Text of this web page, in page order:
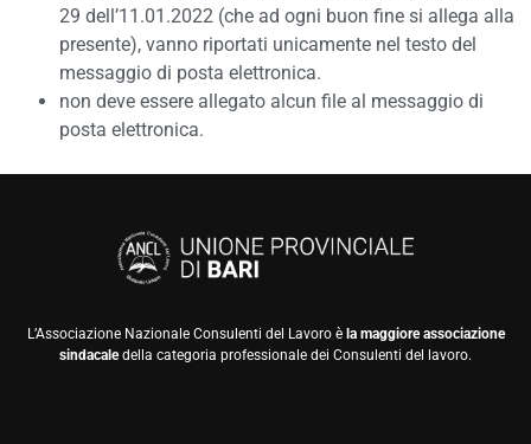
29 dell’11.01.2022 (che ad ogni buon fine si allega alla
presente), vanno riportati unicamente nel testo del
messaggio di posta elettronica.
non deve essere allegato alcun file al messaggio di
posta elettronica.
L’Associazione Nazionale Consulenti del Lavoro èla maggiore associazione
sindacaledella categoria professionale dei Consulenti del lavoro.